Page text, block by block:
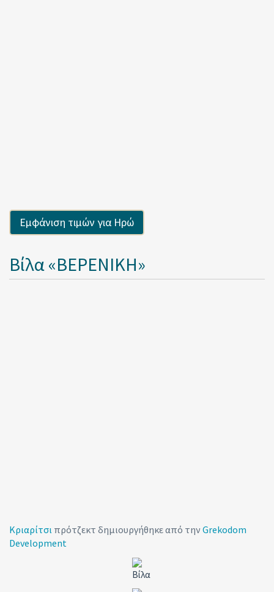
Βίλα «ΒΕΡΕΝΙΚΗ»
Κριαρίτσι πρότζεκτ δημιουργήθηκε από τηνGrekodom
Development